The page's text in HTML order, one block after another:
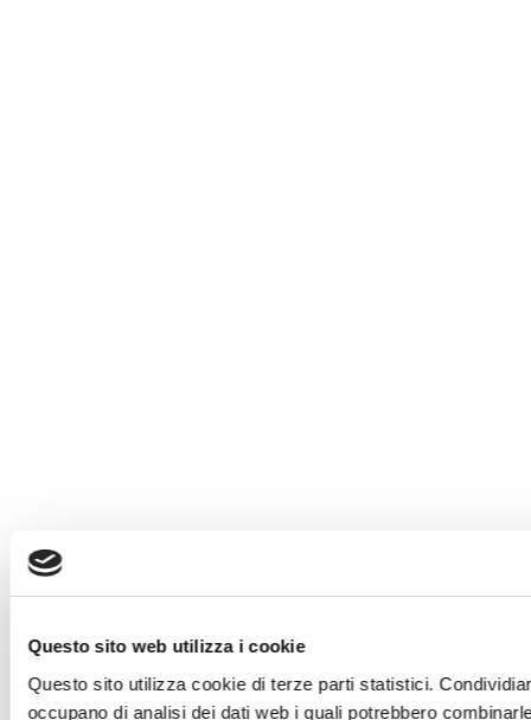
Questo sito web utilizza i cookie
Questo sito utilizza cookie di terze parti statistici.
occupano di analisi dei dati web i quali potrebbero